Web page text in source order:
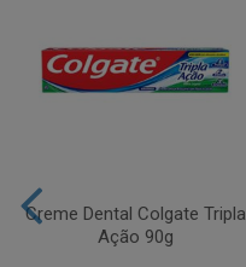
Creme Dental Colgate Tripla
Ação 90g